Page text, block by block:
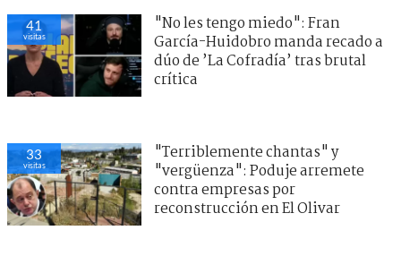
41
visitas
"No les tengo miedo": Fran
García-Huidobro manda recado a
dúo de ’La Cofradía’ tras brutal
crítica
33
visitas
"Terriblemente chantas" y
"vergüenza": Poduje arremete
contra empresas por
reconstrucción en El Olivar